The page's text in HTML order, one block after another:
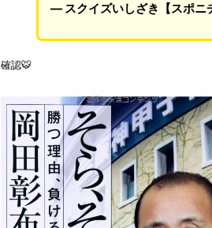
— スクイズいしざき【スポ
確認🐯